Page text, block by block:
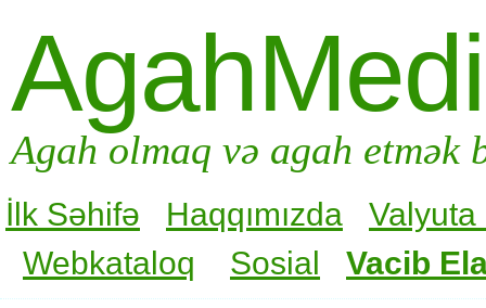
Agah olmaq və agah
İlk Səhifə Haqqımızda
Valyuta
Webkataloq
Sosial Vacib